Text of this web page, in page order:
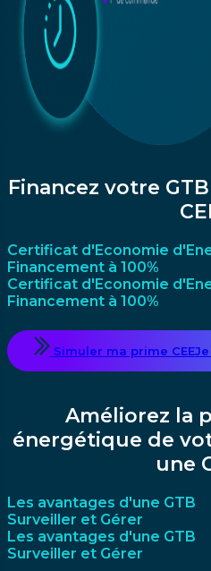
Financez votre
Certificat d'Economie
Financement à 100%
Certificat d'Economie
Financement à 100%
Simuler ma prime CEE
Améliorez la
énergétique de
une
Les avantages d'une GTB
Surveiller et Gérer
Les avantages d'une GTB
Surveiller et Gérer